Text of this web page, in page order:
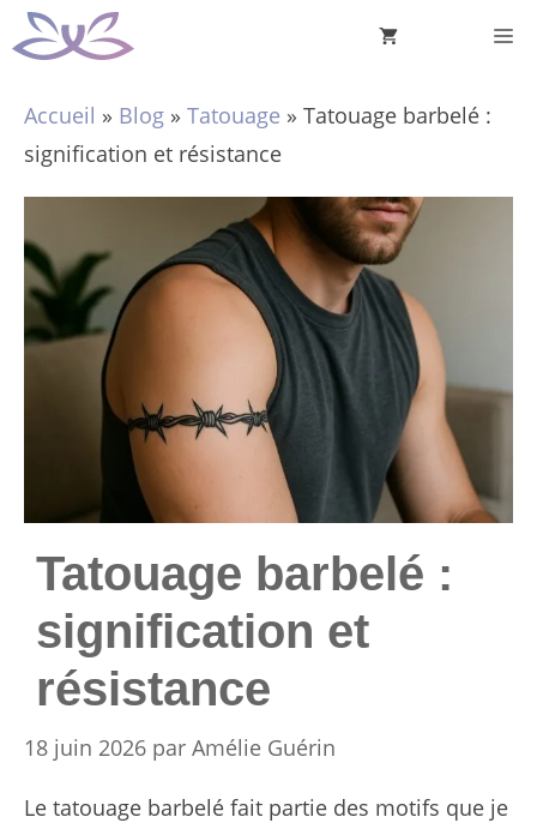
Aller
au
Accueil » Blog » Tatouage » Tatouage barbelé :
signification et résistance
Tatouage barbelé :
signification et
résistance
18 juin 2026 par Amélie Guérin
Le tatouage barbelé fait partie des motifs que je